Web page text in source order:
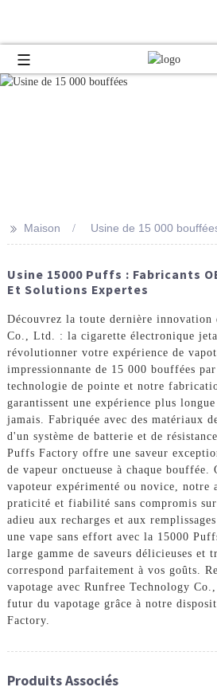
>> Maison Usine de 15 000
Usine 15000 Puffs : Fabricants
Et Solutions Expertes
Découvrez la toute dernière innovation
Co., Ltd. : la cigarette électronique
révolutionner votre expérience de
impressionnante de 15 000 bouffées
technologie de pointe et notre
garantissent une expérience plus
jamais. Fabriquée avec des matériaux
d'un système de batterie et de
Puffs Factory offre une saveur
de vapeur onctueuse à chaque bouffée.
vapoteur expérimenté ou novice, notre
praticité et fiabilité sans compromis
adieu aux recharges et aux
une vape sans effort avec la 15000
large gamme de saveurs délicieuses et
correspond parfaitement à vos goûts.
vapotage avec Runfree Technology
futur du vapotage grâce à notre
Factory.
Produits Associés